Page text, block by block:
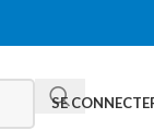
SE